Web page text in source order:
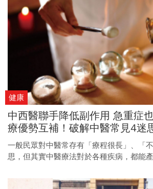
健康
中西醫聯手降低副作用 急重症
療優勢互補！破解中醫常見4迷
一般民眾對中醫常存有「療程很長」、「
思，但其實中醫療法對於各種疾病，都能